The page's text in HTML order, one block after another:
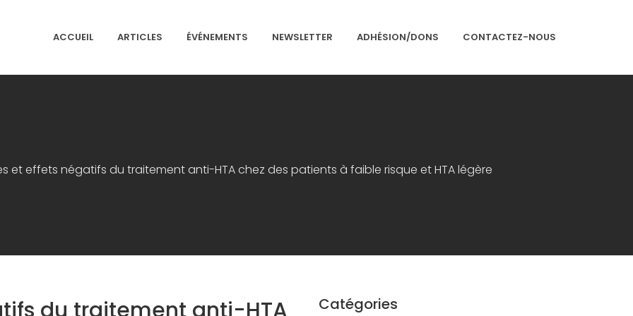
ACCUEIL ARTICLES ÉVÉNEMENTS NEWSLETTER ADHÉSION/DONS CONTACTEZ-NOUS
et effets négatifs du traitement anti-HTA chez des patients à faible risque et HTA légère
Catégories